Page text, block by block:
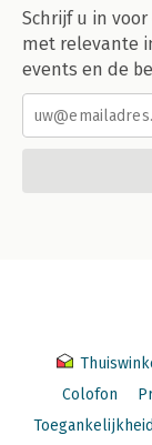
Schrijf u in
met relevante
events en de
Colofon